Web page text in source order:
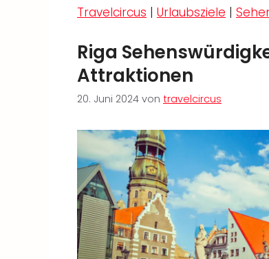
Travelcircus | Urlaubsziele |
Riga
Attraktionen
20. Juni 2024 von travelcircus